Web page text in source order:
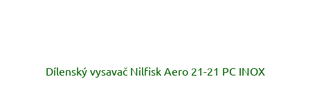
Dílenský vysavač Nilfisk Aero 21-21 PC INOX